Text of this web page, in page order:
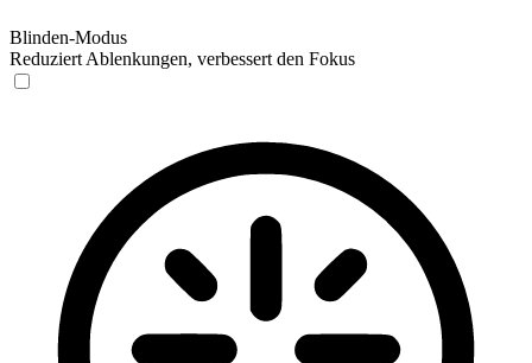
Blinden-Modus
Reduziert Ablenkungen, verbessert den Fokus